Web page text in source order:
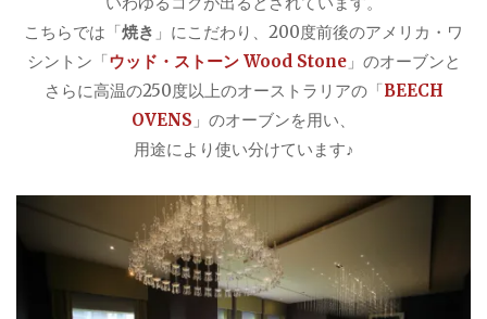
こちらでは「焼き 」にこだわり、200度前後のアメリカ・ワ
シントン「ウッド・ストーン Wood Stone」のオーブンと
さらに高温の250度以上のオーストラリアの「BEECH
OVENS 」のオーブンを用い、
用途により使い分けています♪